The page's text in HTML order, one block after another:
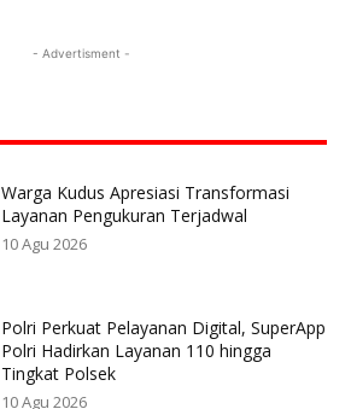
- Advertisment -
Warga Kudus Apresiasi Transformasi
Layanan Pengukuran Terjadwal
10 Agu 2026
Polri Perkuat Pelayanan Digital, SuperApp
Polri Hadirkan Layanan 110 hingga
Tingkat Polsek
10 Agu 2026